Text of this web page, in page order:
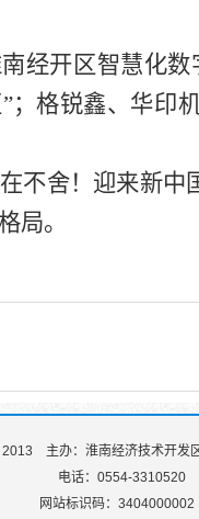
经开区智慧化
；格锐鑫、华印
不舍！迎来新中
局。
主办：淮南经济技术开发
电话：0554-3310520
网站标识码：3404000002